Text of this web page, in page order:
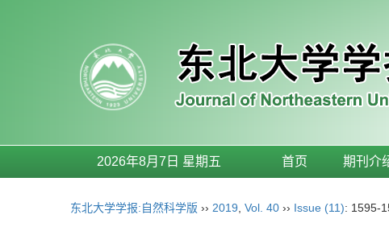
2026年8月7日 星期五 首页 期刊介
东北大学学报:自然科学版 ›› 2019 Vol. 40 ›› Issue (11): 1595-